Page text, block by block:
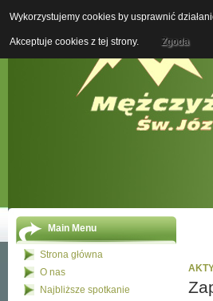
Main Menu
Strona główna
O nas
Najbliższe spotkanie
Wykorzystujemy cookies by usprawnić
Akceptuje cookies z tej strony. Zgoda